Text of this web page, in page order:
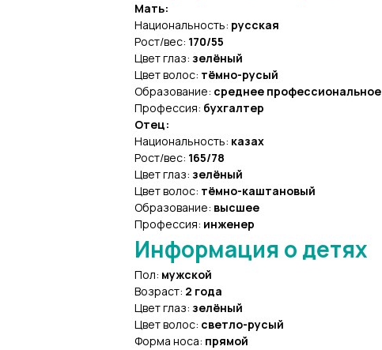
Мать:
Национальность: русская
Рост/вес: 170/55
Цвет глаз: зелёный
Цвет волос: тёмно-русый
Образование: среднее профессиональное
Профессия: бухгалтер
Отец:
Национальность: казах
Рост/вес: 165/78
Цвет глаз: зелёный
Цвет волос: тёмно-каштановый
Образование: высшее
Профессия: инженер
Информация о детях
Пол: мужской
Возраст: 2 года
Цвет глаз: зелёный
Цвет волос: светло-русый
Форма носа: прямой